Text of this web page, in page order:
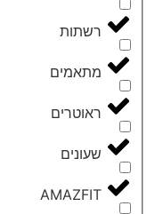
רשתות
מתאמים
ראוטרים
שעונים
AMAZFIT